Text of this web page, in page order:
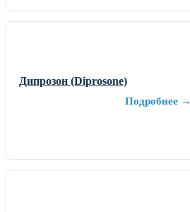
Дипрозон (Diprosone)
Подробнее →